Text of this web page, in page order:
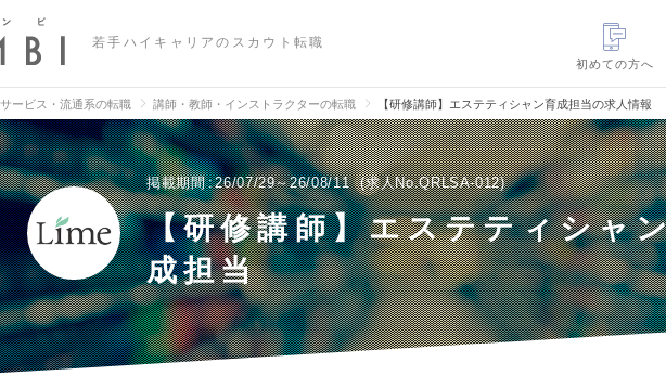
若手ハイキャリアのスカウト転職
初めての方へ
サービス・流通系の転職 講師・教師・インストラクターの転職 【研修講師】エステティシャン育成担当の求人情報
掲載期間 26/07/29～26/08/11 求人No.QRLSA-012
【研修講師】エステティシャ
成担当